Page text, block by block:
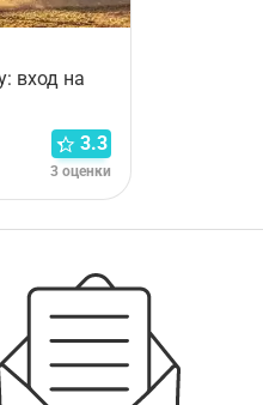
вход на
3.3
3 оценки